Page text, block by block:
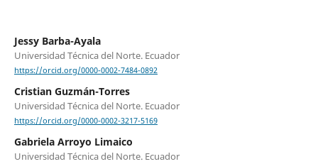
Jessy Barba-Ayala
Universidad Técnica del Norte. Ecuador
https://orcid.org/0000-0002-7484-0892
Cristian Guzmán-Torres
Universidad Técnica del Norte. Ecuador
https://orcid.org/0000-0002-3217-5169
Gabriela Arroyo Limaico
Universidad Técnica del Norte. Ecuador